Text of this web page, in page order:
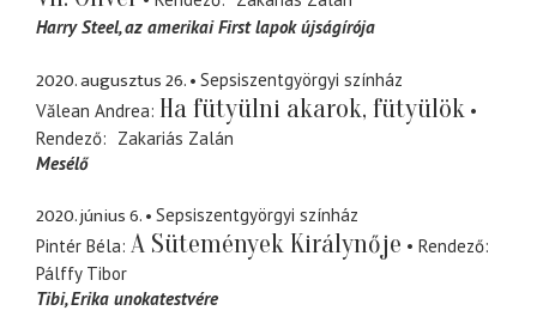
Harry Steel az amerikai First lapok újságírója
2020. augusztus 26.
Sepsiszentgyörgyi színház
Vălean Andrea Ha fütyülni akarok, fütyülök
Rendező
Zakariás Zalán
Mesélő
2020. június 6.
Sepsiszentgyörgyi színház
Pintér Béla A Sütemények Királynője
Rendező
Pálffy Tibor
Tibi Erika unokatestvére